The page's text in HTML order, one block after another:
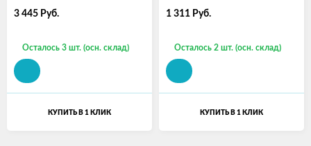
3 445 Руб.
Осталось 3 шт. (осн. склад)
КУПИТЬ В 1 КЛИК
1 311 Руб.
Осталось 2 шт. (осн. склад)
КУПИТЬ В 1 КЛИК